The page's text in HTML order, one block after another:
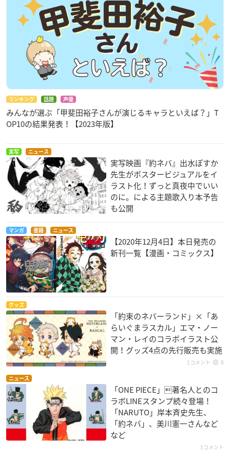
ランキング 話題 声優
みんなが選ぶ「甲斐田裕子さんが演じるキャラといえば？」T
OP10の結果発表！【2023年版】
実写 ニュース
実写映画『約ネバ』出水ぽすか
先生がポスタービジュアルをイ
ラスト化！ずっと真夜中でいい
のに。による主題歌入り本予告
も公開
マンガ 書籍 ニュース
【2020年12月4日】本日発売の
新刊一覧【漫画・コミックス】
グッズ
「約束のネバーランド」×「あ
らいぐまラスカル」エマ・ノー
マン・レイのコラボイラスト公
開！グッズ4点の先行販売も実施
1コメント 8
ニュース
「ONE PIECE」著名人とのコ
ラボLINEスタンプ続々登場！
「NARUTO」岸本斉史先生、
「約ネバ」、美川憲一さんなど
など
1コメント